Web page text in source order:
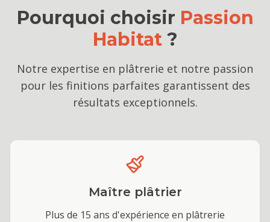
Pourquoi choisir Passion
Habitat?
Notre expertise en plâtrerie et notre passion
pour les finitions parfaites garantissent des
résultats exceptionnels.
Maître plâtrier
Plus de 15 ans d'expérience en plâtrerie